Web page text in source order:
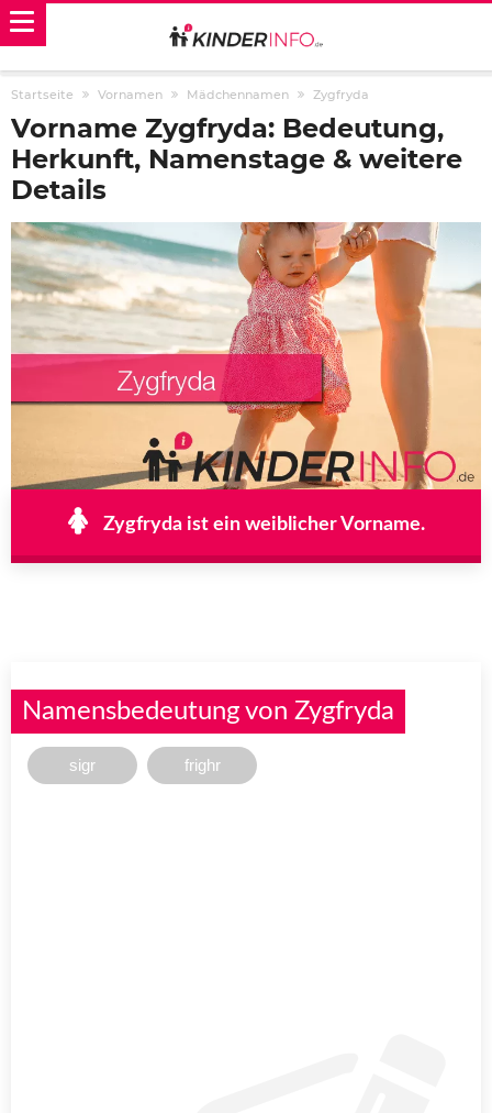
Startseite Vornamen Mädchennamen Zygfryda
Vorname Zygfryda: Bedeutung,
Herkunft, Namenstage & weitere
Details
Zygfryda ist ein weiblicher Vorname.
Namensbedeutung von Zygfryda
sigr frighr